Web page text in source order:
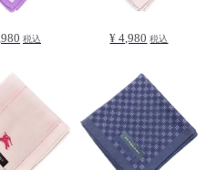
税込 ¥ 4,980 税込